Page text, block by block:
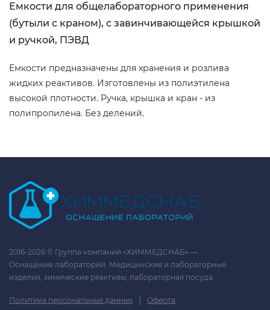
Емкости для общелабораторного применения
(бутыли с краном), с завинчивающейся крышкой
и ручкой, ПЭВД
Емкости предназначены для хранения и розлива
жидких реактивов. Изготовлены из полиэтилена
высокой плотности. Ручка, крышка и кран - из
полипропилена. Без делений.
2016-2026 © Группа компаний «ХИММЕДСНАБ» —
Оснащение лабораторий. Медицинские и лабораторные
изделия, химические реактивы, лабораторная посуда.
Политика персональных данных | Оферта